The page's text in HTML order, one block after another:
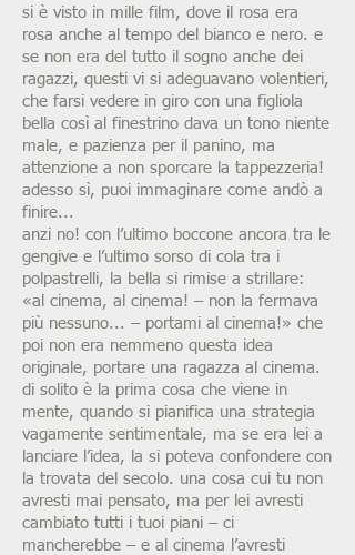
si è visto in mille film, dove il rosa era
rosa anche al tempo del bianco e nero. e
se non era del tutto il sogno anche dei
ragazzi, questi vi si adeguavano volentieri,
che farsi vedere in giro con una figliola
bella così al finestrino dava un tono niente
male, e pazienza per il panino, ma
attenzione a non sporcare la tappezzeria!
adesso sì, puoi immaginare come andò a
finire...
anzi no! con l’ultimo boccone ancora tra le
gengive e l’ultimo sorso di cola tra i
polpastrelli, la bella si rimise a strillare:
«al cinema, al cinema! – non la fermava
più nessuno... – portami al cinema!» che
poi non era nemmeno questa idea
originale, portare una ragazza al cinema.
di solito è la prima cosa che viene in
mente, quando si pianifica una strategia
vagamente sentimentale, ma se era lei a
lanciare l’idea, la si poteva confondere con
la trovata del secolo. una cosa cui tu non
avresti mai pensato, ma per lei avresti
cambiato tutti i tuoi piani – ci
mancherebbe – e al cinema l’avresti